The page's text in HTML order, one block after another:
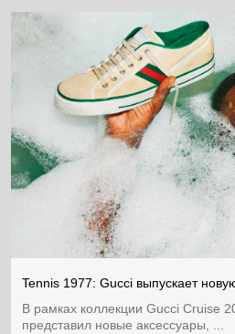
Tennis 1977: Gucci выпускает
В рамках коллекции Gucci Cruise
представил новые аксессуары, ...